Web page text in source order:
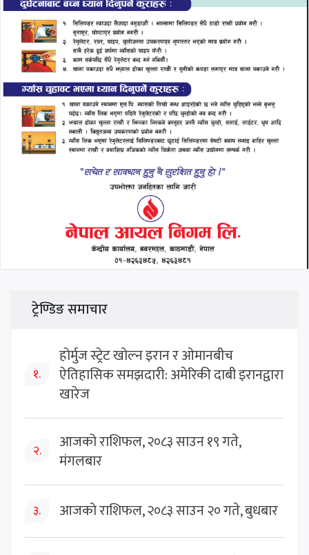
ट्रेण्डिङ समाचार
१.
होर्मुज स्ट्रेट खोल्न इरान र ओमानबीच
ऐतिहासिक समझदारी: अमेरिकी दाबी इरानद्वारा
खारेज
२.
आजको राशिफल, २०८३ साउन १९ गते,
मंगलबार
३. आजको राशिफल, २०८३ साउन २० गते, बुधबार